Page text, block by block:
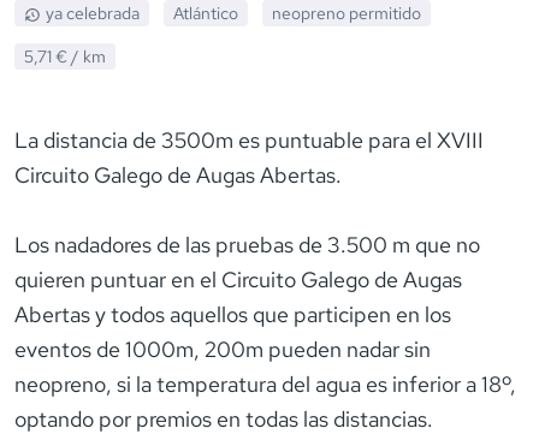
ya celebrada Atlántico neopreno permitido
5,71 € / km
La distancia de 3500m es puntuable para el XVIII
Circuito Galego de Augas Abertas.
Los nadadores de las pruebas de 3.500 m que no
quieren puntuar en el Circuito Galego de Augas
Abertas y todos aquellos que participen en los
eventos de 1000m, 200m pueden nadar sin
neopreno, si la temperatura del agua es inferior a 18º,
optando por premios en todas las distancias.